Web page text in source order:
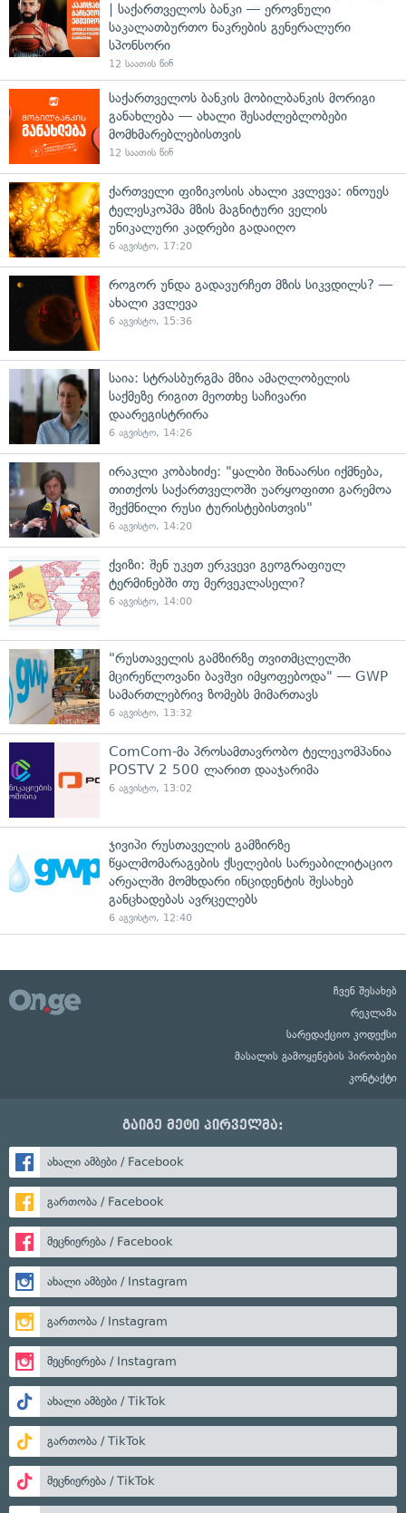
| საქართველოს ბანკი — ეროვნული
საკალათბურთო ნაკრების გენერალური
სპონსორი
12 საათის წინ
საქართველოს ბანკის მობილბანკის მორიგი
განახლება — ახალი შესაძლებლობები
მომხმარებლებისთვის
12 საათის წინ
ქართველი ფიზიკოსის ახალი კვლევა: ინოუეს
ტელესკოპმა მზის მაგნიტური ველის
უნიკალური კადრები გადაიღო
6 აგვისტო, 17:20
როგორ უნდა გადავურჩეთ მზის სიკვდილს? —
ახალი კვლევა
6 აგვისტო, 15:36
საია: სტრასბურგმა მზია ამაღლობელის
საქმეზე რიგით მეოთხე საჩივარი
დაარეგისტრირა
6 აგვისტო, 14:26
ირაკლი კობახიძე: "ყალბი შინაარსი იქმნება,
თითქოს საქართველოში უარყოფითი გარემოა
შექმნილი რუსი ტურისტებისთვის"
6 აგვისტო, 14:20
ქვიზი: შენ უკეთ ერკვევი გეოგრაფიულ
ტერმინებში თუ მერვეკლასელი?
6 აგვისტო, 14:00
"რუსთაველის გამზირზე თვითმცლელში
მცირეწლოვანი ბავშვი იმყოფებოდა" — GWP
სამართლებრივ ზომებს მიმართავს
6 აგვისტო, 13:32
ComCom-მა პროსამთავრობო ტელეკომპანია
POSTV 2 500 ლარით დააჯარიმა
6 აგვისტო, 13:02
ჯივიპი რუსთაველის გამზირზე
წყალმომარაგების ქსელების სარეაბილიტაციო
არეალში მომხდარი ინციდენტის შესახებ
განცხადებას ავრცელებს
6 აგვისტო, 12:40
ჩვენ შესახებ
რეკლამა
სარედაქციო კოდექსი
მასალის გამოყენების პირობები
კონტაქტი
გაიგე მეტი პირველმა:
ახალი ამბები / Facebook
გართობა / Facebook
მეცნიერება / Facebook
ახალი ამბები / Instagram
გართობა / Instagram
მეცნიერება / Instagram
ახალი ამბები / TikTok
გართობა / TikTok
მეცნიერება / TikTok